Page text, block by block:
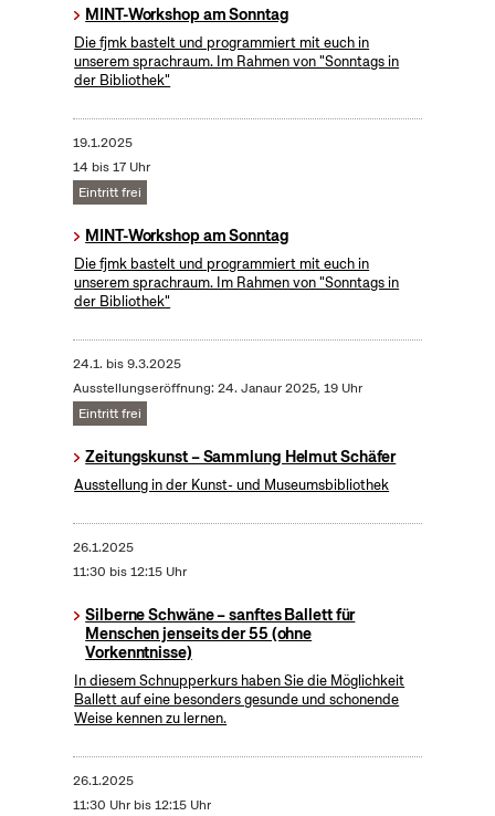
MINT-Workshop am Sonntag
Die fjmk bastelt und programmiert mit euch in
unserem sprachraum. Im Rahmen von "Sonntags in
der Bibliothek"
19.1.2025
14 bis 17 Uhr
Eintritt frei
MINT-Workshop am Sonntag
Die fjmk bastelt und programmiert mit euch in
unserem sprachraum. Im Rahmen von "Sonntags in
der Bibliothek"
24.1. bis9.3.2025
Ausstellungseröffnung: 24. Janaur 2025, 19 Uhr
Eintritt frei
Zeitungskunst – Sammlung Helmut Schäfer
Ausstellung in der Kunst- und Museumsbibliothek
26.1.2025
11:30 bis 12:15 Uhr
Silberne Schwäne – sanftes Ballett für
Menschen jenseits der 55 (ohne
Vorkenntnisse)
In diesem Schnupperkurs haben Sie die Möglichkeit
Ballett auf eine besonders gesunde und schonende
Weise kennen zu lernen.
26.1.2025
11:30 Uhr bis 12:15 Uhr